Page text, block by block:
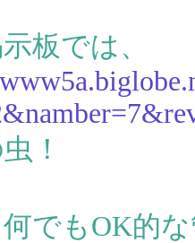
板では、
！
何でもOK的